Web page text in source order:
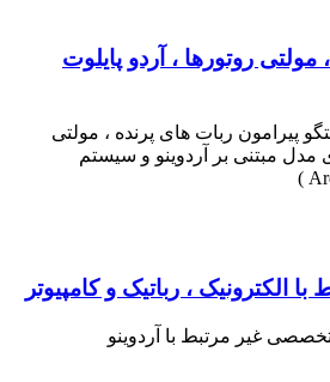
روتورها ، آردو پایلوت
پیرامون ربات های پرنده ، مولتی
مدل مبتنی بر آردوینو و سیستم
الکترونیک ، رباتیک و کامپیوتر
غیر مرتبط با آردوینو